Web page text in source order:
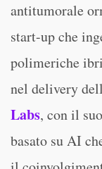
antitumorale
start-up che
polimeriche
nel delivery
Labs, con il
basato su AI